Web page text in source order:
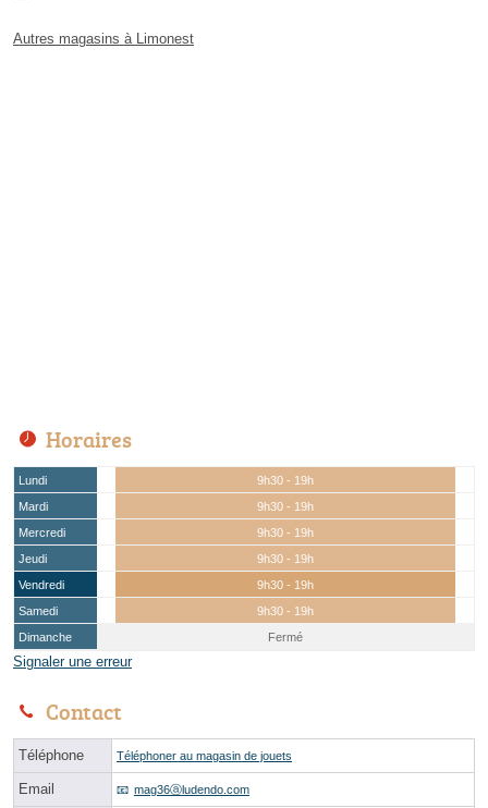
Autres magasins à Limonest
Horaires
Lundi
9h30 - 19h
Mardi
9h30 - 19h
Mercredi
9h30 - 19h
Jeudi
9h30 - 19h
Vendredi
9h30 - 19h
Samedi
9h30 - 19h
Dimanche
Fermé
Signaler une erreur
Contact
Téléphone Téléphoner au magasin de jouets
Email mag36ⓐludendo.com